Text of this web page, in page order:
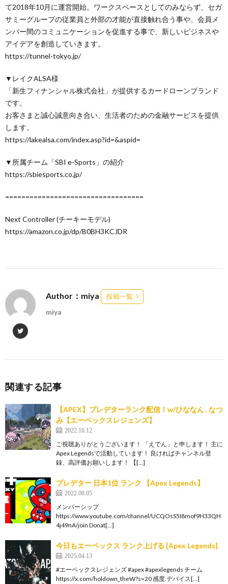
て2018年10月に運営開始。ワークスペースとしてのみならず、セガ
サミーグループの従業員と外部の才能が直接触れ合う事や、会員メ
ンバー間のコミュニケーションを促進する事で、新しいビジネスや
アイデアを創造していきます。
https://tunnel-tokyo.jp/
▼レイクALSA様
「新生フィナンシャル株式会社」が提供するカードローンブランド
です。
お客さまと誠心誠意向き合い、生活者のための金融サービスを提供
します。
https://lakealsa.com/index.asp?id=&aspid=
▼所属チーム「SBI e-Sports」の紹介
https://sbiesports.co.jp/
==================================
Next Controller (チーキーモデル)
https://amazon.co.jp/dp/B0BH3KCJDR
Author：miya 投稿一覧
miya
関連する記事
【APEX】プレデターランク配信！w/ひななん . なつ
み【エーペックスレジェンズ】
2022.10.12
ご視聴ありがとうございます！ 「えでん」と申します！ 主に
Apex Legendsで活動しています！ 良ければチャンネル登
録、高評価お願いします！ 【[…]
プレデター 日本1位 ランク 【Apex Legends】
2022.08.05
メンバーシップ
https://www.youtube.com/channel/UCQOsS5I8mof9H33QH
4j49nA/join Donat[…]
今日もエーペックス ランク上げる [Apex Legends]
2025.04.13
#エーペックスレジェンズ #apex #apexlegends チーム
https://x.com/holdown_theW?s=20 感度.デバイス[…]